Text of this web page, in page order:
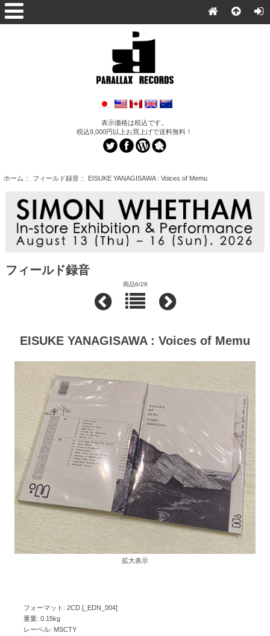
表示価格は税込です。
税込9,000円以上お買上げで送料無料！
ホーム :: フィールド録音:: EISUKE YANAGISAWA : Voices of Memu
フィールド録音
商品6/28
EISUKE YANAGISAWA : Voices of Memu
拡大表示
フォーマット: 2CD [_EDN_004]
重量: 0.15kg
レーベル: MSCTY